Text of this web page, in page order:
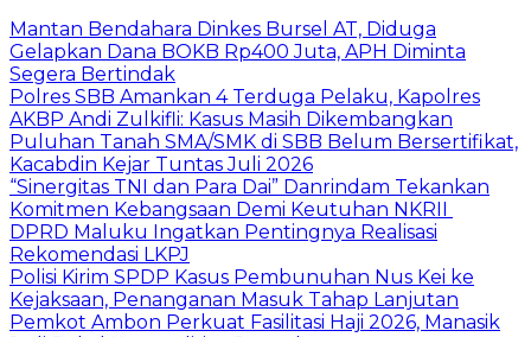
Mantan Bendahara Dinkes Bursel AT, Diduga
Gelapkan Dana BOKB Rp400 Juta, APH Diminta
Segera Bertindak
Polres SBB Amankan 4 Terduga Pelaku, Kapolres
AKBP Andi Zulkifli: Kasus Masih Dikembangkan
Puluhan Tanah SMA/SMK di SBB Belum Bersertifikat,
Kacabdin Kejar Tuntas Juli 2026
“Sinergitas TNI dan Para Dai” Danrindam Tekankan
Komitmen Kebangsaan Demi Keutuhan NKRII ‎
DPRD Maluku Ingatkan Pentingnya Realisasi
Rekomendasi LKPJ
Polisi Kirim SPDP Kasus Pembunuhan Nus Kei ke
Kejaksaan, Penanganan Masuk Tahap Lanjutan
Pemkot Ambon Perkuat Fasilitasi Haji 2026, Manasik